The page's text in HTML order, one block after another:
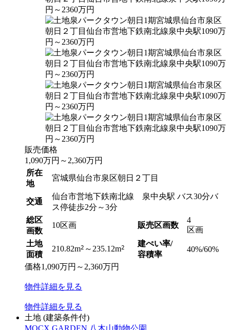
販売価格
1,090万円 ～2,360万円
所在
地
宮城県仙台市泉区朝日２丁目
交通
仙台市営地下鉄南北線 泉中央駅 バス30分バ
ス停徒歩2分～3分
総区
画数
10区画 販売区画数
4
区画
土地
面積
210.82m2 ～235.12m2
建ぺい率/
容積率
40%/60%
価格1,090万円 ～2,360万円
物件詳細を見る
物件詳細を見る
土地 (建築条件付)